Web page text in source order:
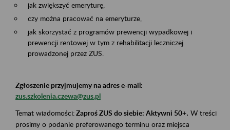
jak zwiększyć emeryturę,
czy można pracować na emeryturze,
jak skorzystać z programów prewencji wypadkowej i
prewencji rentowej w tym z rehabilitacji leczniczej
prowadzonej przez ZUS.
Zgłoszenie przyjmujemy na adres e-mail:
zus.szkolenia.czewa@zus.pl
Temat wiadomości:Zaproś ZUS do siebie: Aktywni 50+. W treści
prosimy o podanie preferowanego terminu oraz miejsca